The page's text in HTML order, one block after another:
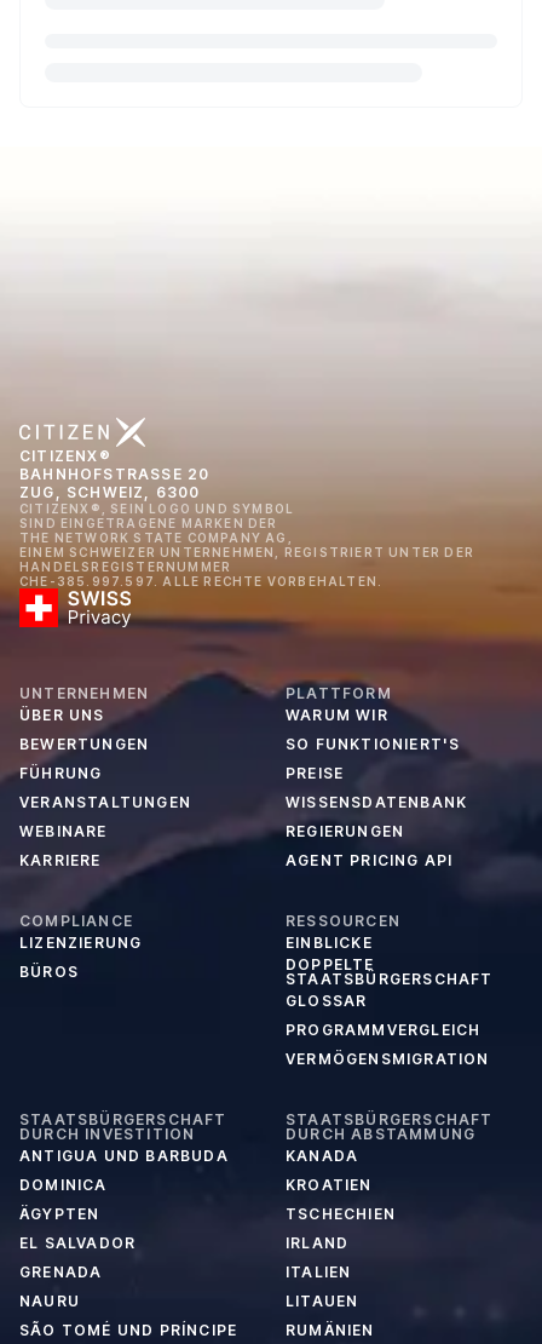
CITIZENX®
BAHNHOFSTRASSE 20
ZUG, SCHWEIZ, 6300
CITIZENX®, SEIN LOGO UND SYMBOL
SIND EINGETRAGENE MARKEN DER
THE NETWORK STATE COMPANY AG,
EINEM SCHWEIZER UNTERNEHMEN, REGISTRIERT UNTER DER
HANDELSREGISTERNUMMER
CHE-385.997.597. ALLE RECHTE VORBEHALTEN.
UNTERNEHMEN
ÜBER UNS
BEWERTUNGEN
FÜHRUNG
VERANSTALTUNGEN
WEBINARE
KARRIERE
PLATTFORM
WARUM WIR
SO FUNKTIONIERT'S
PREISE
WISSENSDATENBANK
REGIERUNGEN
AGENT PRICING API
COMPLIANCE
LIZENZIERUNG
BÜROS
RESSOURCEN
EINBLICKE
DOPPELTE
STAATSBÜRGERSCHAFT
GLOSSAR
PROGRAMMVERGLEICH
VERMÖGENSMIGRATION
STAATSBÜRGERSCHAFT
DURCH INVESTITION
ANTIGUA UND BARBUDA
DOMINICA
ÄGYPTEN
EL SALVADOR
GRENADA
NAURU
SÃO TOMÉ UND PRÍNCIPE
STAATSBÜRGERSCHAFT
DURCH ABSTAMMUNG
KANADA
KROATIEN
TSCHECHIEN
IRLAND
ITALIEN
LITAUEN
RUMÄNIEN